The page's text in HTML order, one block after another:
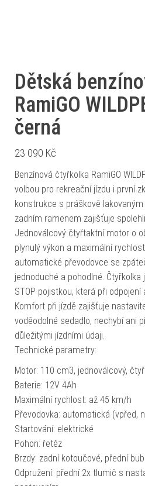
Dětská
RamiGO
černá
23 090 Kč
Benzínová čtyřkolka RamiGO
volbou pro rekreační jízdu i první
konstrukce s práškově
zadním ramenem zajišťuje
Jednoválcový čtyřtaktní motor o
plynulý výkon a maximální
automatické převodovce se
jednoduché a pohodlné.
STOP pojistkou, která při
Komfort při jízdě zajišťuje
voděodolné sedadlo, nechybí ani
důležitými jízdními údaji.
Technické parametry:
Motor: 110 cm3, jednoválcový,
Baterie: 12V 4Ah
Maximální rychlost: až 45 km/h
Převodovka: automatická (vpřed,
Startování: elektrické
Pohon: řetěz
Brzdy: zadní kotoučové, přední
Odpružení: přední 2x tlumič s